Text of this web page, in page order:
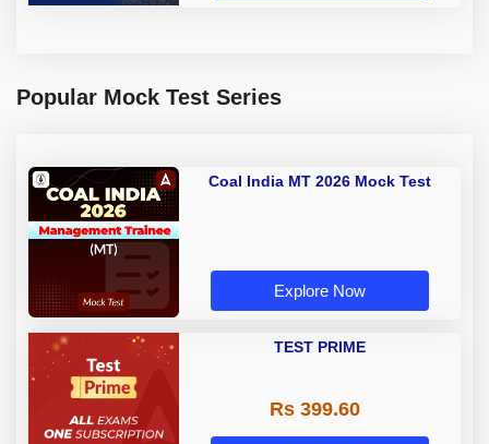
Popular Mock Test Series
Coal India MT 2026 Mock Test
Explore Now
TEST PRIME
Rs 399.60